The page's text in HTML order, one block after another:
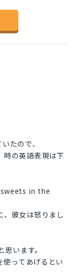
たので、
時の英語表現は下
in the
、彼女は怒りまし
います。
ってあげるとい